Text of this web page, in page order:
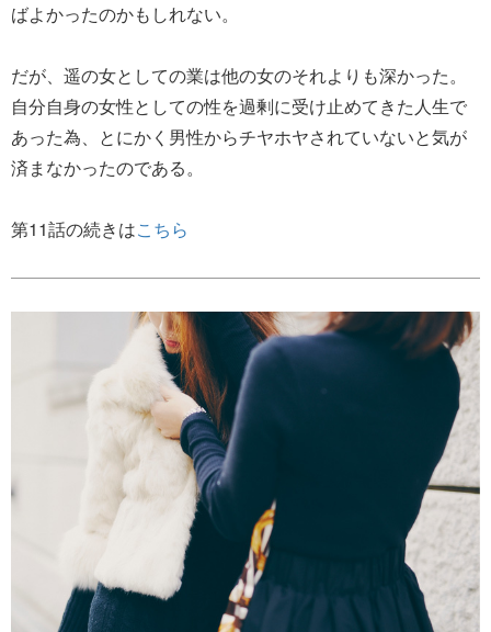
ばよかったのかもしれない。
だが、遥の女としての業は他の女のそれよりも深かった。
自分自身の女性としての性を過剰に受け止めてきた人生で
あった為、とにかく男性からチヤホヤされていないと気が
済まなかったのである。
第11話の続きはこちら